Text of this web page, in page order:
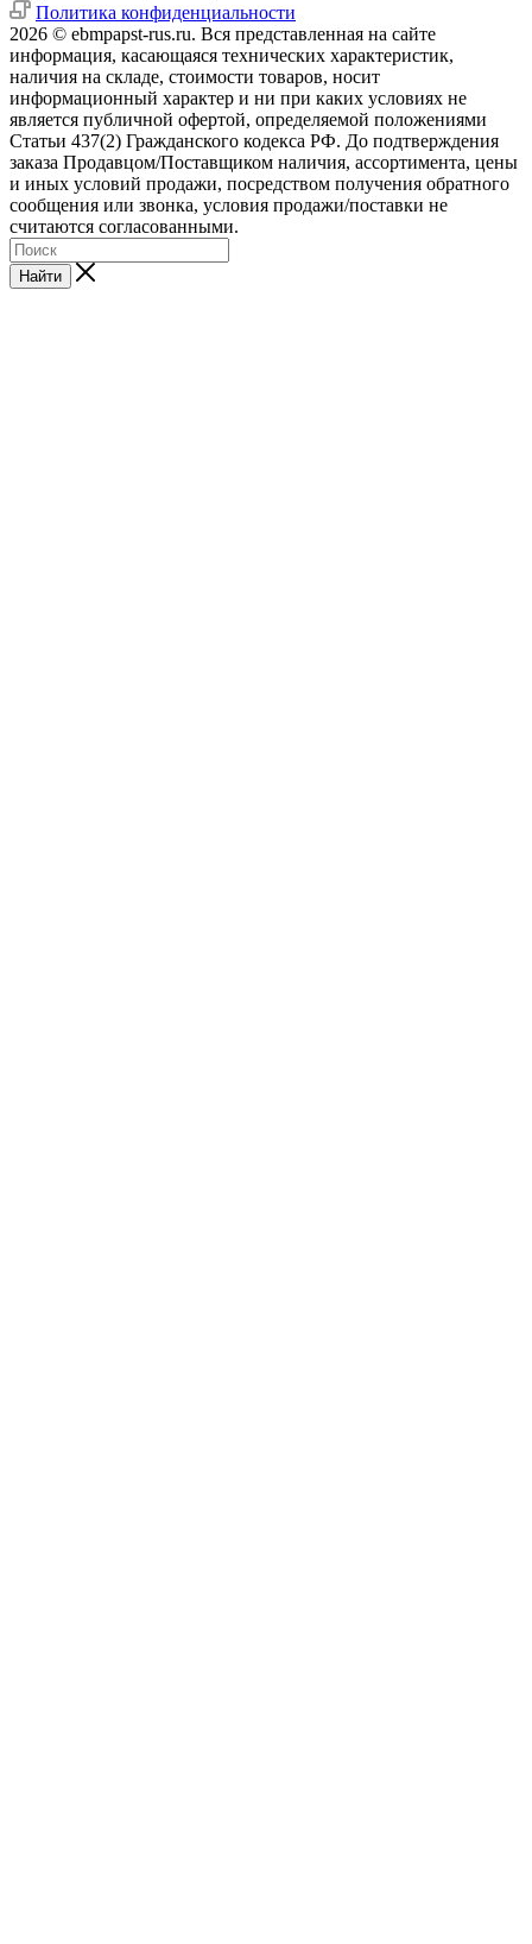
Политика конфиденциальности
2026 © ebmpapst-rus.ru. Вся представленная на сайте
информация, касающаяся технических характеристик,
наличия на складе, стоимости товаров, носит
информационный характер и ни при каких условиях не
является публичной офертой, определяемой положениями
Статьи 437(2) Гражданского кодекса РФ. До подтверждения
заказа Продавцом/Поставщиком наличия, ассортимента, цены
и иных условий продажи, посредством получения обратного
сообщения или звонка, условия продажи/поставки не
считаются согласованными.
Найти